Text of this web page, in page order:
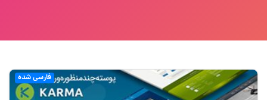
فارسی شده